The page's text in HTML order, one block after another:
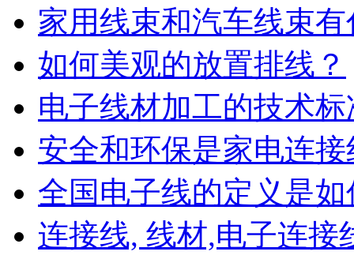
家用线束和汽车线束
如何美观的放置排线？
电子线材加工的技术标
安全和环保是家电连
全国电子线的定义是
连接线, 线材,电子连接